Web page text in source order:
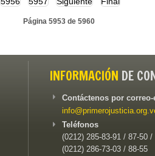
Página 5953 de 5960
INFORMACIÓN DE
Contáctenos por
Teléfonos
(0212) 285-83-91 / 87-50 /
(0212) 286-73-03 / 88-55